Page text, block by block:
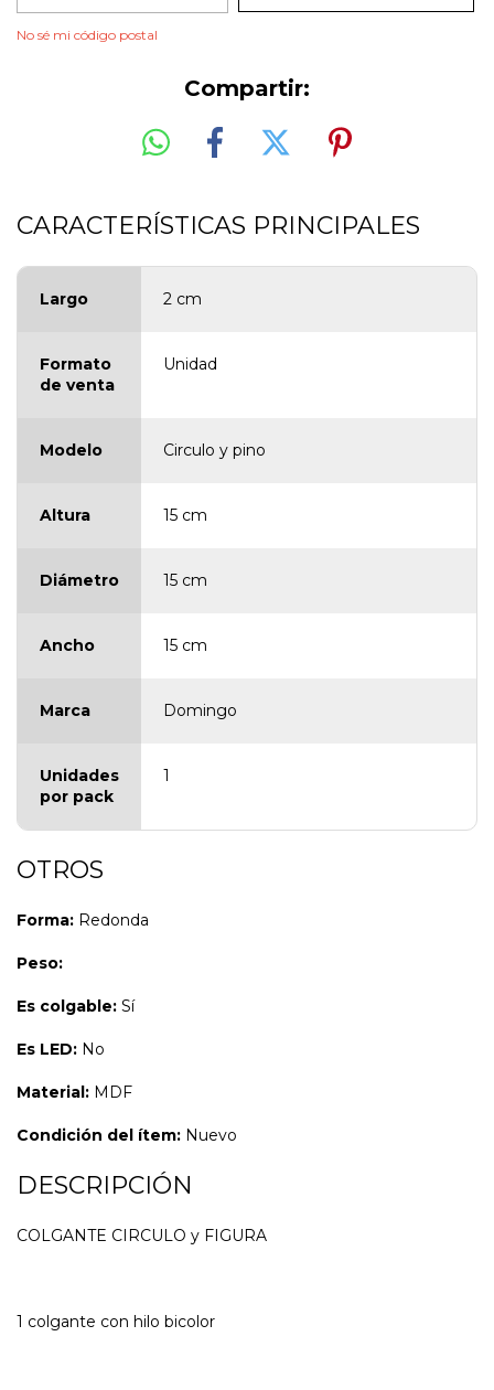
No sé mi código postal
Compartir:
CARACTERÍSTICAS PRINCIPALES
Largo 2 cm
Formato
de venta
Unidad
Modelo Circulo y pino
Altura 15 cm
Diámetro 15 cm
Ancho 15 cm
Marca Domingo
Unidades
por pack
1
OTROS
Forma: Redonda
Peso:
Es colgable: Sí
Es LED: No
Material: MDF
Condición del ítem: Nuevo
DESCRIPCIÓN
COLGANTE CIRCULO y FIGURA
1 colgante con hilo bicolor